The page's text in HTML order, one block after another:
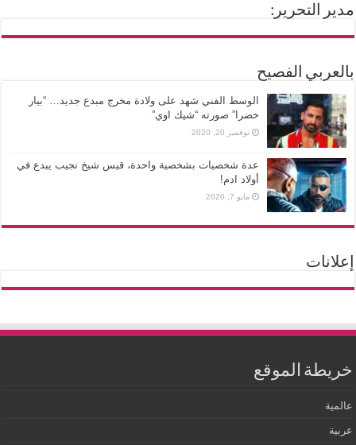
مدير التحرير:
بالعربي الفصيح
الوسط الفني شهد على ولادة مخرج مبدع جديد… “بيار
خضرا” صورته “شيك اوي”
نوفمبر 20, 2020
عدة شخصيات بشخصية واحدة، قيس شيخ نجيب يبدع في
أولاد ادم!
مايو 7, 2020
إعلانات
خريطة الموقع
عالمية
عربية